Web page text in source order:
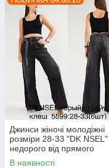
Джинси жіночі молодіжні
розміри 28-33 "DK NSEL"
недорого від прямого
постачальника
В наявності